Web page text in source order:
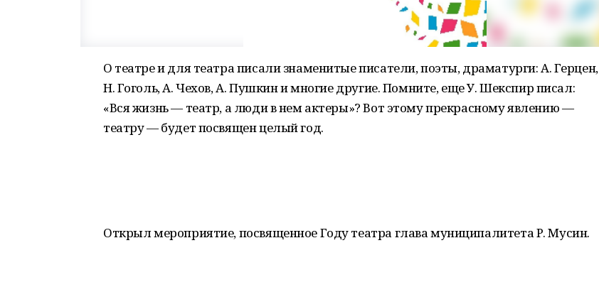
О театре и для театра писали знаменитые писатели, поэты, драматурги: А. Герцен,
Н. Гоголь, А. Чехов, А. Пушкин и многие другие. Помните, еще У. Шекспир писал:
«Вся жизнь — театр, а люди в нем актеры»? Вот этому прекрасному явлению —
театру — будет посвящен целый год.
Открыл мероприятие, посвященное Году театра глава муниципалитета Р. Мусин.